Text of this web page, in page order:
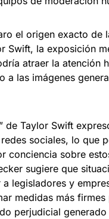
el origen exacto de
Swift, la exposición
atraer la atención
a las imágenes
de Taylor Swift
sociales, lo que
conciencia sobre
sugiere que
legisladores y
medidas más firmes
perjudicial